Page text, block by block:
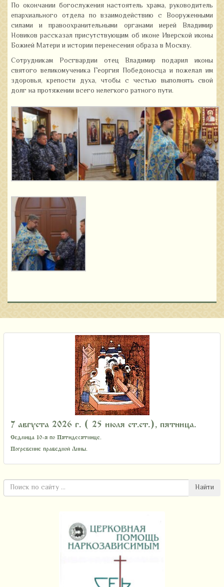
По окончании богослужения настоятель храма, руководитель
епархиального отдела по взаимодействию с Вооруженными
силами и правоохранительными органами иерей Владимир
Новиков рассказал присутствующим об иконе Иверской иконы
Божией Матери и истории перенесения образа в Москву.
Сотрудникам Росгвардии отец Владимир подарил иконы
святого великомученика Георгия Победоносца и пожелал им
здоровья, крепости духа, чтобы с честью выполнять свой
долг на протяжении всего нелегкого ратного пути.
7 августа 2026 г. ( 25 июля ст.ст.), пятница.
Седмица 10-я по Пятидесятнице.
Погребение праведной Анны.
Найти